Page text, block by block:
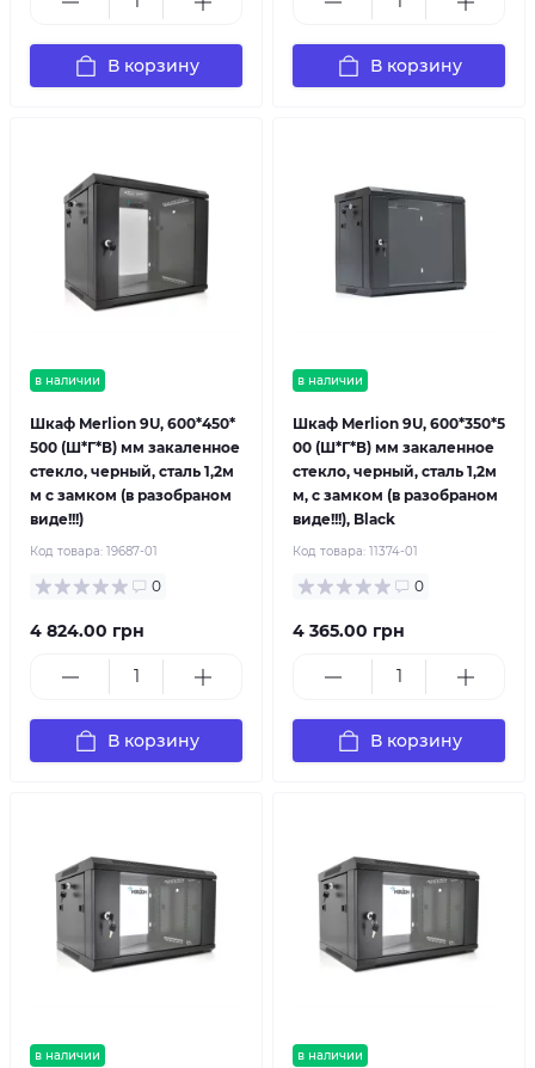
В корзину В корзину
в наличии
Шкаф Merlion 9U, 600*450*
500 (Ш*Г*В) мм закаленное
стекло, черный, сталь 1,2м
м с замком (в разобраном
виде!!!)
Код товара: 19687-01
0
4 824.00 грн
В корзину
в наличии
Шкаф Merlion 9U, 600*350*5
00 (Ш*Г*В) мм закаленное
стекло, черный, сталь 1,2м
м, с замком (в разобраном
виде!!!), Black
Код товара: 11374-01
0
4 365.00 грн
В корзину
в наличии в наличии